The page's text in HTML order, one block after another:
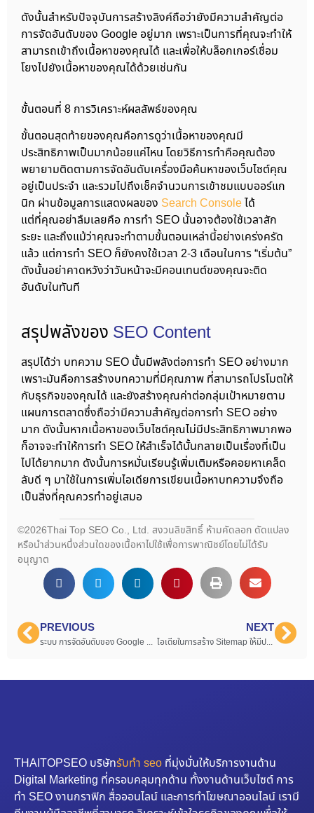
ดังนั้นสำหรับปัจจุบันการสร้างลิงค์ถือว่ายังมีความสำคัญต่อ
การจัดอันดับของ Google อยู่มาก เพราะเป็นการที่คุณจะทำให้
สามารถเข้าถึงเนื้อหาของคุณได้ และเพื่อให้บล็อกเกอร์เชื่อม
โยงไปยังเนื้อหาของคุณได้ด้วยเช่นกัน
ขั้นตอนที่ 8 การวิเคราะห์ผลลัพธ์ของคุณ
ขั้นตอนสุดท้ายของคุณคือการดูว่าเนื้อหาของคุณมี
ประสิทธิภาพเป็นมากน้อยแค่ไหน โดยวิธีการทำคือคุณต้อง
พยายามติดตามการจัดอันดับเครื่องมือค้นหาของเว็บไซต์คุณ
อยู่เป็นประจำ และรวมไปถึงเช็คจำนวนการเข้าชมแบบออร์แก
นิก ผ่านข้อมูลการแสดงผลของ Search Consoleได้
แต่ที่คุณอย่าลืมเลยคือ การทำ SEO นั้นอาจต้องใช้เวลาสัก
ระยะ และถึงแม้ว่าคุณจะทำตามขั้นตอนเหล่านี้อย่างเคร่งครัด
แล้ว แต่การทำ SEO ก็ยังคงใช้เวลา 2-3 เดือนในการ “เริ่มต้น”
ดังนั้นอย่าคาดหวังว่าวันหน้าจะมีคอนเทนต์ของคุณจะติด
อันดับในทันที
สรุปพลังของ SEO Content
สรุปได้ว่า บทความ SEO นั้นมีพลังต่อการทำ SEO อย่างมาก
เพราะมันคือการสร้างบทความที่มีคุณภาพ ที่สามารถโปรโมตให้
กับธุรกิจของคุณได้ และยังสร้างคุณค่าต่อกลุ่มเป้าหมายตาม
แผนการตลาดซึ่งถือว่ามีความสำคัญต่อการทำ SEO อย่าง
มาก ดังนั้นหากเนื้อหาของเว็บไซต์คุณไม่มีประสิทธิภาพมากพอ
ก็อาจจะทำให้การทำ SEO ให้สำเร็จได้นั้นกลายเป็นเรื่องที่เป็น
ไปได้ยากมาก ดังนั้นการหมั่นเรียนรู้เพิ่มเติมหรือคอยหาเคล็ด
ลับดี ๆ มาใช้ในการเพิ่มไอเดียการเขียนเนื้อหาบทความจึงถือ
เป็นสิ่งที่คุณควรทำอยู่เสมอ
©2026Thai Top SEO Co., Ltd. สงวนลิขสิทธิ์ ห้ามคัดลอก ดัดแปลง
หรือนำส่วนหนึ่งส่วนใดของเนื้อหาไปใช้เพื่อการพาณิชย์โดยไม่ได้รับ
อนุญาต
PREVIOUS
ระบบ การจัดอันดับของ Google มีขั้นตอนอย่างไร
NEXT
ไอเดียในการสร้าง Sitemap ให้มีประโยชน์สูงสุดต่อเว็บไซต์
THAITOPSEO บริษัทรับทำ seo ที่มุ่งมั่นให้บริการงานด้าน
Digital Marketing ที่ครอบคลุมทุกด้าน ทั้งงานด้านเว็บไซต์ การ
ทำ SEO งานกราฟิก สื่อออนไลน์ และการทำโฆษณาออนไลน์ เรามี